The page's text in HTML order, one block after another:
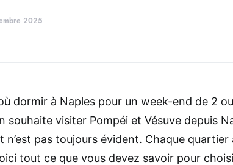
2025
dormir à Naples pour un week-end de 2
souhaite visiter Pompéi et Vésuve depuis
n’est pas toujours évident. Chaque quartier
tout ce que vous devez savoir pour